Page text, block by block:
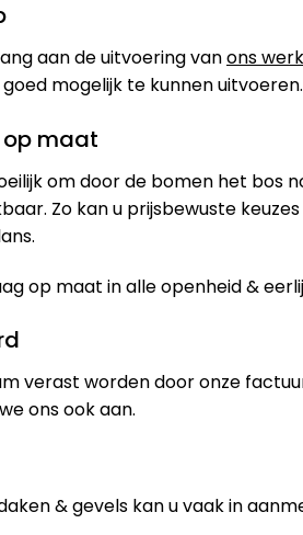
aan de uitvoering vanons werk
mogelijk te kunnen
op maat
om door de bomen het bos
Zo kan u prijsbewuste
op maat in alle openheid &
verast worden door onze
ons ook aan.
& gevels kan u vaak in